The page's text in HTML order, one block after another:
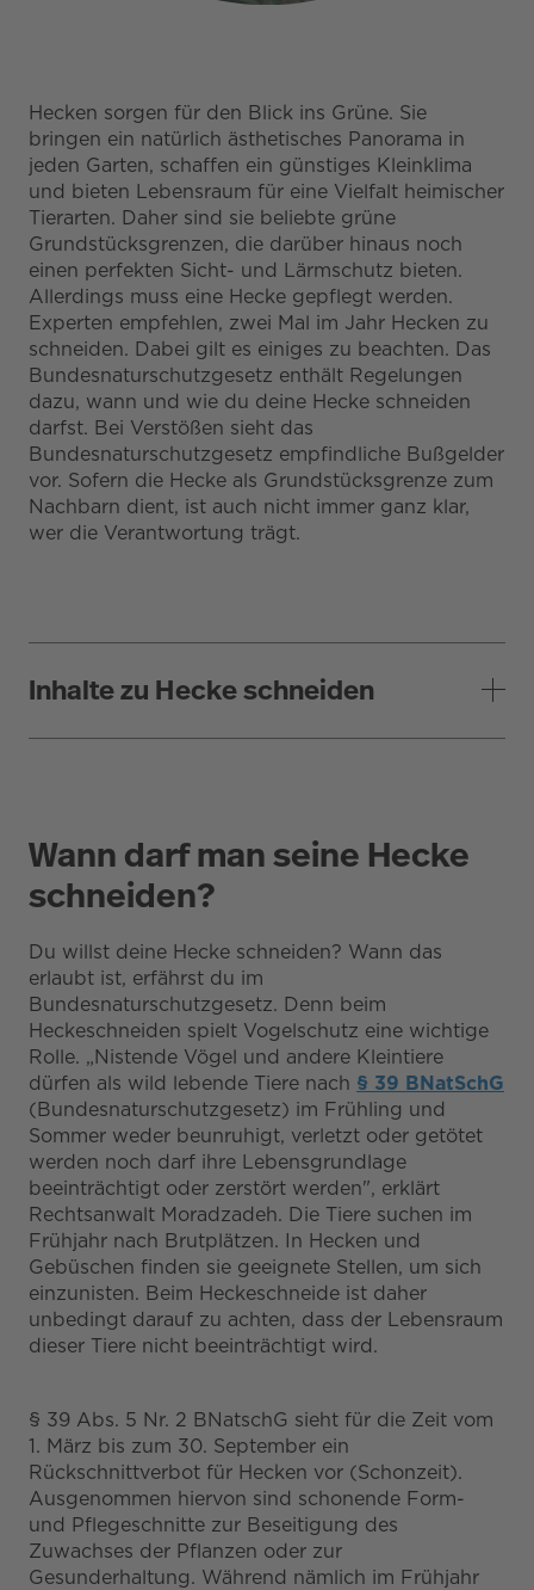
Hecken sorgen für den Blick ins Grüne. Sie
bringen ein natürlich ästhetisches Panorama in
jeden Garten, schaffen ein günstiges Kleinklima
und bieten Lebensraum für eine Vielfalt heimischer
Tierarten. Daher sind sie beliebte grüne
Grundstücksgrenzen, die darüber hinaus noch
einen perfekten Sicht- und Lärmschutz bieten.
Allerdings muss eine Hecke gepflegt werden.
Experten empfehlen, zwei Mal im Jahr Hecken zu
schneiden. Dabei gilt es einiges zu beachten. Das
Bundesnaturschutzgesetz enthält Regelungen
dazu, wann und wie du deine Hecke schneiden
darfst. Bei Verstößen sieht das
Bundesnaturschutzgesetz empfindliche Bußgelder
vor. Sofern die Hecke als Grundstücksgrenze zum
Nachbarn dient, ist auch nicht immer ganz klar,
wer die Verantwortung trägt.
Inhalte zu Hecke schneiden
Wann darf man seine Hecke
schneiden?
Du willst deine Hecke schneiden? Wann das
erlaubt ist, erfährst du im
Bundesnaturschutzgesetz. Denn beim
Heckeschneiden spielt Vogelschutz eine wichtige
Rolle. „Nistende Vögel und andere Kleintiere
dürfen als wild lebende Tiere nach § 39 BNatSchG
(Bundesnaturschutzgesetz) im Frühling und
Sommer weder beunruhigt, verletzt oder getötet
werden noch darf ihre Lebensgrundlage
beeinträchtigt oder zerstört werden", erklärt
Rechtsanwalt Moradzadeh. Die Tiere suchen im
Frühjahr nach Brutplätzen. In Hecken und
Gebüschen finden sie geeignete Stellen, um sich
einzunisten. Beim Heckeschneide ist daher
unbedingt darauf zu achten, dass der Lebensraum
dieser Tiere nicht beeinträchtigt wird.
§ 39 Abs. 5 Nr. 2 BNatschG sieht für die Zeit vom
1. März bis zum 30. September ein
Rückschnittverbot für Hecken vor (Schonzeit).
Ausgenommen hiervon sind schonende Form-
und Pflegeschnitte zur Beseitigung des
Zuwachses der Pflanzen oder zur
Gesunderhaltung. Während nämlich im Frühjahr